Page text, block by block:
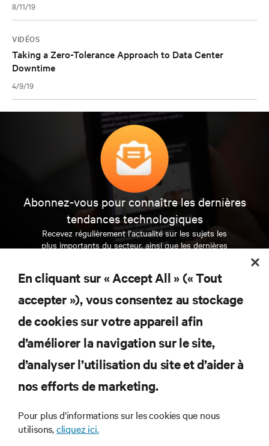
8/11/19
VIDÉOS
Taking a Zero-Tolerance Approach to Data Center
Downtime
4/9/19
Abonnez-vous pour connaître les dernières
tendances technologiques
Recevez régulièrement l’actualité sur les sujets les
plus importants du secteur, ainsi que les dernières
et des infrastructures informatiques critiques.
S’INSCRIRE MAINTENANT
RESSOURCES
SUPPORT
SOCIÉTÉ
En cliquant sur « Accept All » (« Tout
accepter »), vous consentez au stockage
de cookies sur votre appareil afin
d’améliorer la navigation sur le site,
d’analyser l’utilisation du site et d’aider à
nos efforts de marketing.
Pour plus d’informations sur les cookies que nous
utilisons,cliquez ici.